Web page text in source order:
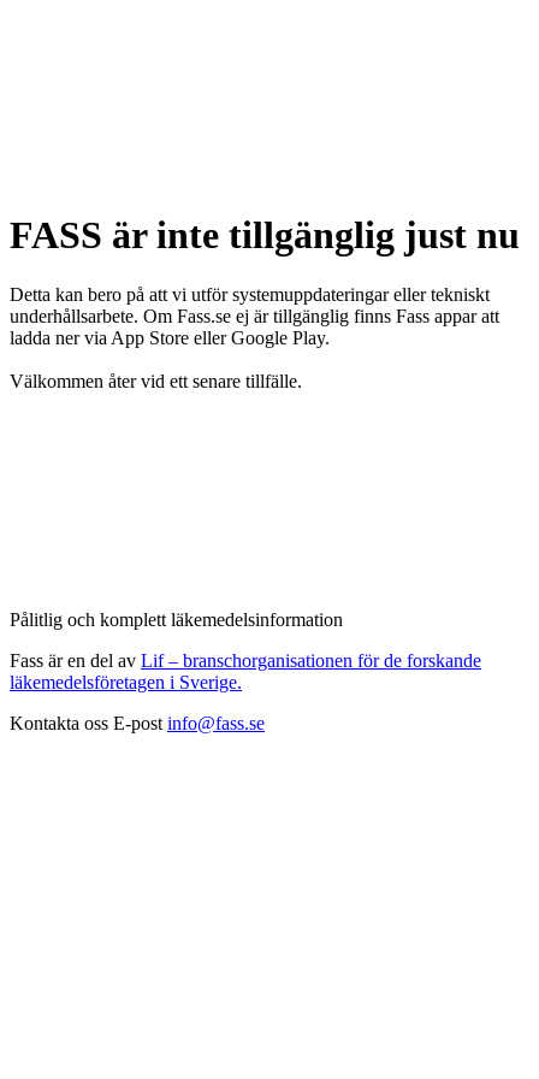
FASS är inte tillgänglig just nu
Detta kan bero på att vi utför systemuppdateringar eller tekniskt
underhållsarbete. Om Fass.se ej är tillgänglig finns Fass appar att
ladda ner via App Store eller Google Play.
Välkommen åter vid ett senare tillfälle.
Pålitlig och komplett läkemedelsinformation
Fass är en del av Lif – branschorganisationen för de forskande
läkemedelsföretagen i Sverige.
Kontakta oss E-post info@fass.se